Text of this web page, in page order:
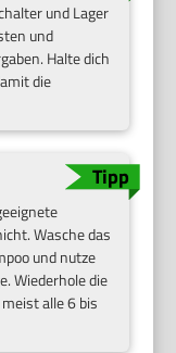
und Lager
und
Halte dich
die
Wasche das
und nutze
Wiederhole die
alle 6 bis